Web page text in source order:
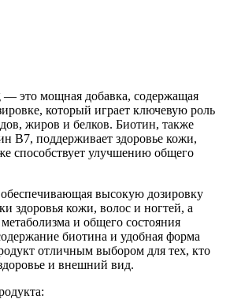
это мощная добавка, содержащая
который играет ключевую роль
жиров и белков. Биотин, также
B7, поддерживает здоровье кожи,
способствует улучшению общего
высокую дозировку
здоровья кожи, волос и ногтей, а
и общего состояния
биотина и удобная форма
отличным выбором для тех, кто
и внешний вид.